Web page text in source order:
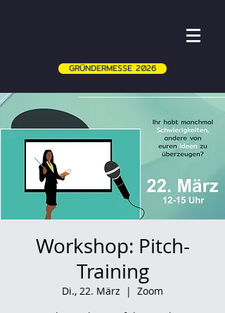
GRÜNDERMESSE 2026
Workshop: Pitch-
Training
Di., 22. März
  |
Zoom